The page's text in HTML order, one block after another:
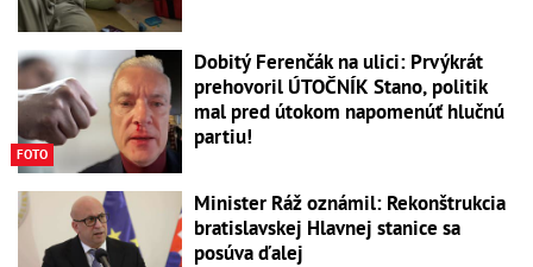
FOTO
Dobitý Ferenčák na ulici: Prvýkrát
prehovoril ÚTOČNÍK Stano, politik
mal pred útokom napomenúť hlučnú
partiu!
Minister Ráž oznámil: Rekonštrukcia
bratislavskej Hlavnej stanice sa
posúva ďalej